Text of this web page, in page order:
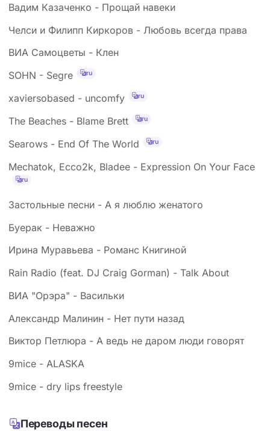
Вадим Казаченко - Прощай навеки
Челси и Филипп Киркоров - Любовь всегда права
ВИА Самоцветы - Клен
SOHN - Segre
ru
xaviersobased - uncomfy ru
The Beaches - Blame Brett ru
Searows - End Of The World ru
Mechatok, Ecco2k, Bladee - Expression On Your Face
ru
Застольные песни - А я люблю женатого
Буерак - Неважно
Ирина Муравьева - Романс Книгиной
Rain Radio (feat. DJ Craig Gorman) - Talk About
ВИА "Орэра" - Васильки
Александр Малинин - Нет пути назад
Виктор Петлюра - А ведь не даром люди говорят
9mice - ALASKA
9mice - dry lips freestyle
Переводы песен